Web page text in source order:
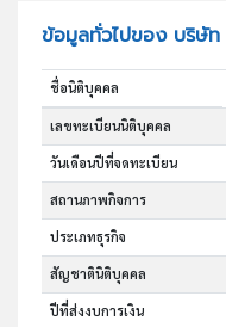
ข้อมูลทั่วไปของ บริษัท
ชื่อนิติบุคคล
เลขทะเบียนนิติบุคคล
วันเดือนปีที่จดทะเบียน
สถานภาพกิจการ
ประเภทธุรกิจ
สัญชาตินิติบุคคล
ปีที่ส่งงบการเงิน